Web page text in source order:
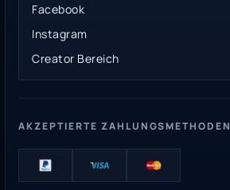
Facebook
Instagram
Creator Bereich
AKZEPTIERTE ZAHLUNGSMETHODEN